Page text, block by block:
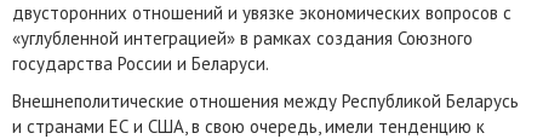
двусторонних отношений и увязке экономических вопросов с
«углубленной интеграцией» в рамках создания Союзного
государства России и Беларуси.
Внешнеполитические отношения между Республикой Беларусь
и странами ЕС и США, в свою очередь, имели тенденцию к